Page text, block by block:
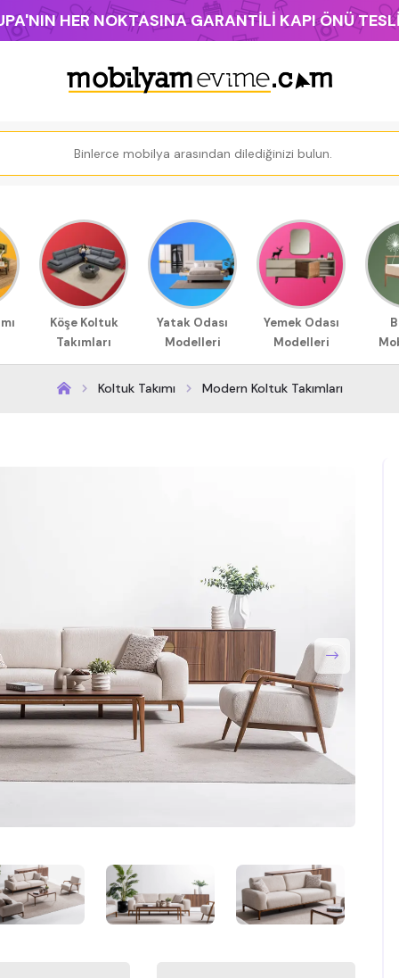
HER NOKTASINA GARANTİLİ KAPI ÖNÜ
Köşe Koltuk
Takımları
Yatak Odası
Modelleri
Yemek Odası
Modelleri
Koltuk Takımı Modern Koltuk Takımları